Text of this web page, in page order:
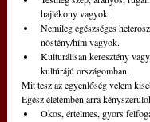
hajlékony vagyok.
Nemileg egészséges
nőstény/hím vagyok.
Kulturálisan keresztény
kultúrájú országomban.
Mit tesz az egyenlőség velem
Egész életemben arra
Okos, értelmes, gyors